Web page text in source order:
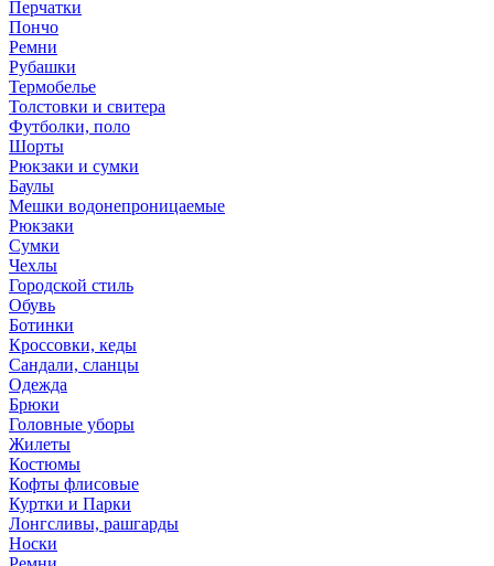
Перчатки
Пончо
Ремни
Рубашки
Термобелье
Толстовки и свитера
Футболки, поло
Шорты
Рюкзаки и сумки
Баулы
Мешки водонепроницаемые
Рюкзаки
Сумки
Чехлы
Городской стиль
Обувь
Ботинки
Кроссовки, кеды
Сандали, сланцы
Одежда
Брюки
Головные уборы
Жилеты
Костюмы
Кофты флисовые
Куртки и Парки
Лонгсливы, рашгарды
Носки